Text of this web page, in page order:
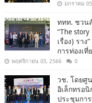
มกราคม
ททท. ชวน
“The
เรื่อง) รา
การท่องเที่
พฤศจิกายน 03, 2566 0
วช. โดยศู
อิเล็กทรอนิ
ประชุมกา